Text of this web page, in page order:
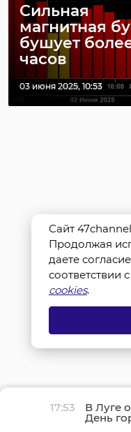
Сильная
магнитная
бушует
часов
03 июня 2025, 10:53
17:53 В Луге
День
детства»
Сайт
Продолжая
даете
соответствии с
cookies.